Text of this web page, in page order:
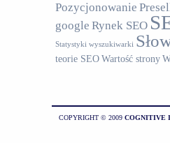
Pozycjonowanie
google Rynek SEO
Statystyki wyszukiwarki
teorie SEOWartość strony
COPYRIGHT © 2009 COGNITIVE